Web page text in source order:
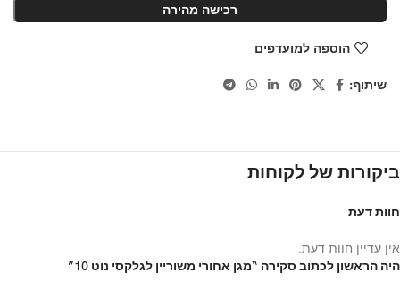
רכישה מהירה
הוספה למועדפים
שיתוף:
ביקורות של לקוחות
חוות דעת
אין עדיין חוות דעת.
היה הראשון לכתוב סקירה “מגן אחורי משוריין לגלקסי נוט 10”